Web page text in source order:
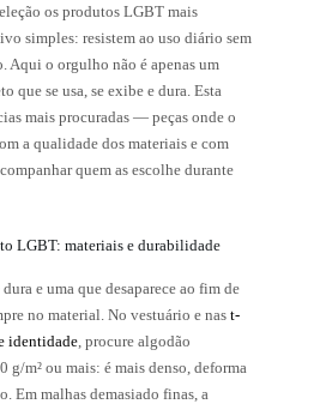
os produtos LGBT mais
simples: resistem ao uso diário sem
Aqui o orgulho não é apenas um
que se usa, se exibe e dura. Esta
mais procuradas — peças onde o
a qualidade dos materiais e com
quem as escolhe durante
LGBT: materiais e durabilidade
e uma que desaparece ao fim de
no material. No vestuário e nas t-
identidade, procure algodão
g/m² ou mais: é mais denso, deforma
Em malhas demasiado finas, a